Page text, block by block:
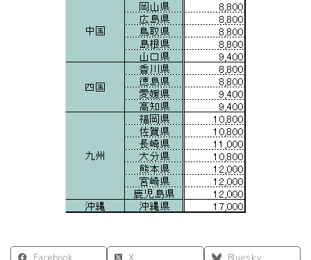
Facebook X Bluesky